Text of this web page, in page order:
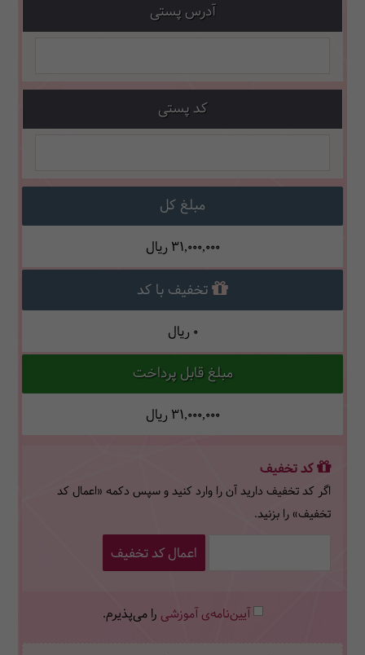
آدرس پستی
کد پستی
مبلغ کل
31,000,000 ریال
تخفیف با کد
0 ریال
مبلغ قابل پرداخت
31,000,000 ریال
کد تخفیف
اگر کد تخفیف دارید آن را وارد کنید و سپس دکمه «اعمال کد
تخفیف» را بزنید.
اعمال کد تخفیف
آیین‌نامه‌ی آموزشی را می‌پذیرم.